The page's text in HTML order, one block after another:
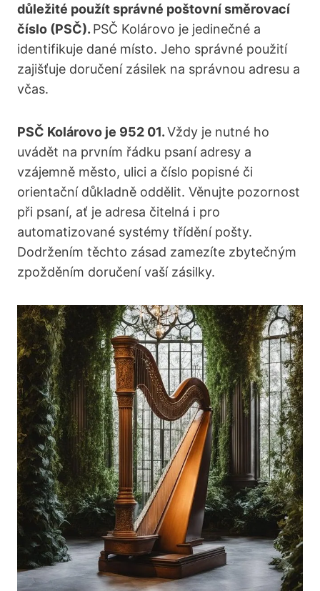
důležité použít správné poštovní směrovací
číslo (PSČ). PSČ Kolárovo je jedinečné a
identifikuje dané místo. Jeho správné použití
zajišťuje doručení zásilek na správnou adresu a
včas.
PSČ Kolárovo je 952 01.Vždy je nutné ho
uvádět na prvním řádku psaní adresy a
vzájemně město, ulici a číslo popisné či
orientační důkladně oddělit. Věnujte pozornost
při psaní, ať je adresa čitelná i pro
automatizované systémy třídění pošty.
Dodržením těchto zásad zamezíte zbytečným
zpožděním doručení vaší zásilky.